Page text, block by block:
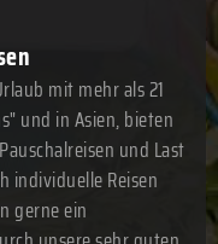
mit mehr als 21
und in Asien, bieten
und Last
individuelle Reisen
gerne ein